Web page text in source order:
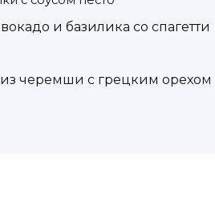
и базилика со спагетти
из черемши с грецким орехом